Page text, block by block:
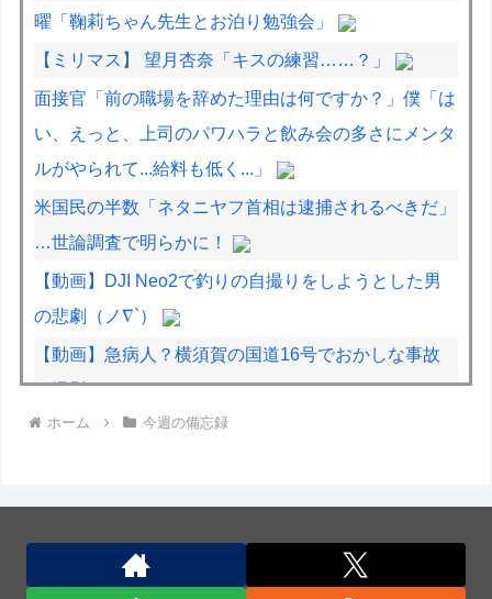
曜「鞠莉ちゃん先生とお泊り勉強会」
【ミリマス】 望月杏奈「キスの練習……？」
面接官「前の職場を辞めた理由は何ですか？」僕「は
い、えっと、上司のパワハラと飲み会の多さにメンタ
ルがやられて...給料も低く...」
米国民の半数「ネタニヤフ首相は逮捕されるべきだ」
…世論調査で明らかに！
【動画】DJI Neo2で釣りの自撮りをしようとした男
の悲劇（ノ∇`）
【動画】急病人？横須賀の国道16号でおかしな事故
が撮影される。
【珍事】サッカーの試合が原因で交通事故が起きてし
米国民の半数「ネタニヤフ首相は逮捕されるべきだ」
ホーム 今週の備忘録